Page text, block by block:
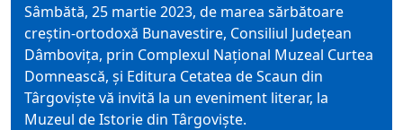
Sâmbătă, 25 martie 2023, de marea sărbătoare
creștin-ortodoxă Bunavestire, Consiliul Județean
Dâmbovița, prin Complexul Național Muzeal Curtea
Domnească, și Editura Cetatea de Scaun din
Târgoviște vă invită la un eveniment literar, la
Muzeul de Istorie din Târgoviște.